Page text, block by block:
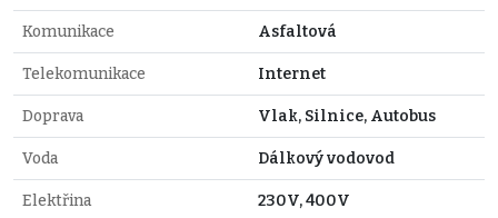
Komunikace Asfaltová
Telekomunikace Internet
Doprava Vlak, Silnice, Autobus
Voda Dálkový vodovod
Elektřina 230V, 400V